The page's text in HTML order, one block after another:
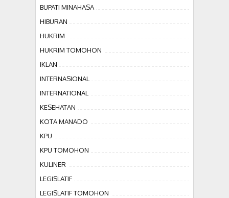
BUPATI MINAHASA
HIBURAN
HUKRIM
HUKRIM TOMOHON
IKLAN
INTERNASIONAL
INTERNATIONAL
KESEHATAN
KOTA MANADO
KPU
KPU TOMOHON
KULINER
LEGISLATIF
LEGISLATIF TOMOHON